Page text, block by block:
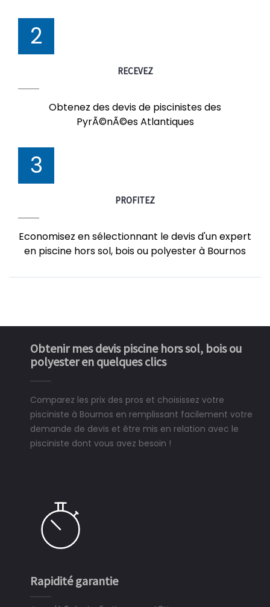
2
RECEVEZ
Obtenez des devis de piscinistes des
PyrÃ©nÃ©es Atlantiques
3
PROFITEZ
Economisez en sélectionnant le devis d'un expert
en piscine hors sol, bois ou polyester à Bournos
Obtenir mes devis piscine hors sol, bois ou
polyester en quelques clics
Comparez les prix des pros et choisissez votre
pisciniste à Bournos en remplissant facilement votre
demande de devis et être mis en relation avec le
pisciniste dont vous avez besoin !
Rapidité garantie